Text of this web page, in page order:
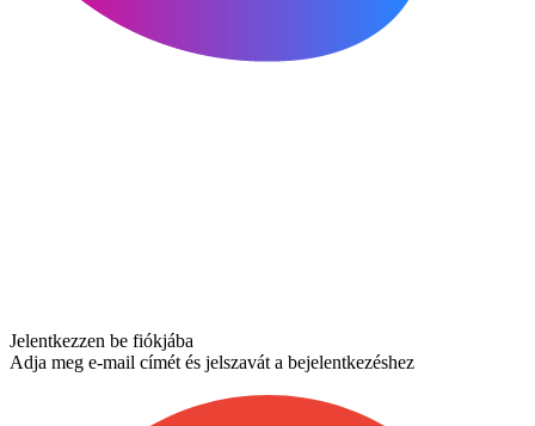
Jelentkezzen be fiókjába
Adja meg e-mail címét és jelszavát a bejelentkezéshez